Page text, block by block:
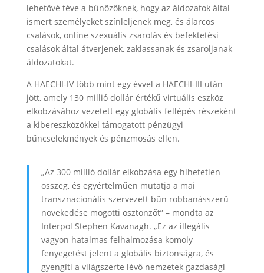
lehetővé téve a bűnözőknek, hogy az áldozatok által
ismert személyeket színleljenek meg, és álarcos
csalások, online szexuális zsarolás és befektetési
csalások által átverjenek, zaklassanak és zsaroljanak
áldozatokat.
A HAECHI-IV több mint egy évvel a HAECHI-III után
jött, amely 130 millió dollár értékű virtuális eszköz
elkobzásához vezetett egy globális fellépés részeként
a kibereszközökkel támogatott pénzügyi
bűncselekmények és pénzmosás ellen.
„Az 300 millió dollár elkobzása egy hihetetlen
összeg, és egyértelműen mutatja a mai
transznacionális szervezett bűn robbanásszerű
növekedése mögötti ösztönzőt” – mondta az
Interpol Stephen Kavanagh. „Ez az illegális
vagyon hatalmas felhalmozása komoly
fenyegetést jelent a globális biztonságra, és
gyengíti a világszerte lévő nemzetek gazdasági